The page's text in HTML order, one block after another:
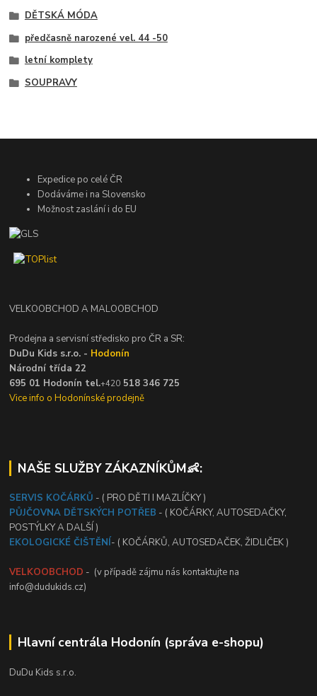
DĚTSKÁ MÓDA
předčasně narozené vel. 44 -50
letní komplety
SOUPRAVY
Expedice po celé ČR
Dodáváme i na Slovensko
Možnost zaslání i do EU
VELKOOBCHOD A MALOOBCHOD
Prodejna a servisní středisko pro ČR a SR:
DuDu Kids s.r.o. - Hodonín
Národní třída 22
695 01 Hodonín tel.+420 518 346 725
Vice info o Hodonínské prodejně
NAŠE SLUŽBY ZÁKAZNÍKŮM👶:
SERVIS KOČÁRKŮ - ( PRO DĚTI I MAZLÍČKY )
PŮJČOVNA DĚTSKÝCH POTŘEB - ( KOČÁRKY, AUTOSEDAČKY,
POSTÝLKY A DALŠÍ )
EKOLOGICKÉ ČIŠTĚNÍ- ( KOČÁRKŮ, AUTOSEDAČEK, ŽIDLIČEK )
VELKOOBCHOD - (v případě zájmu nás kontaktujte na
info@dudukids.cz)
Hlavní centrála Hodonín (správa e-shopu)
DuDu Kids s.r.o.